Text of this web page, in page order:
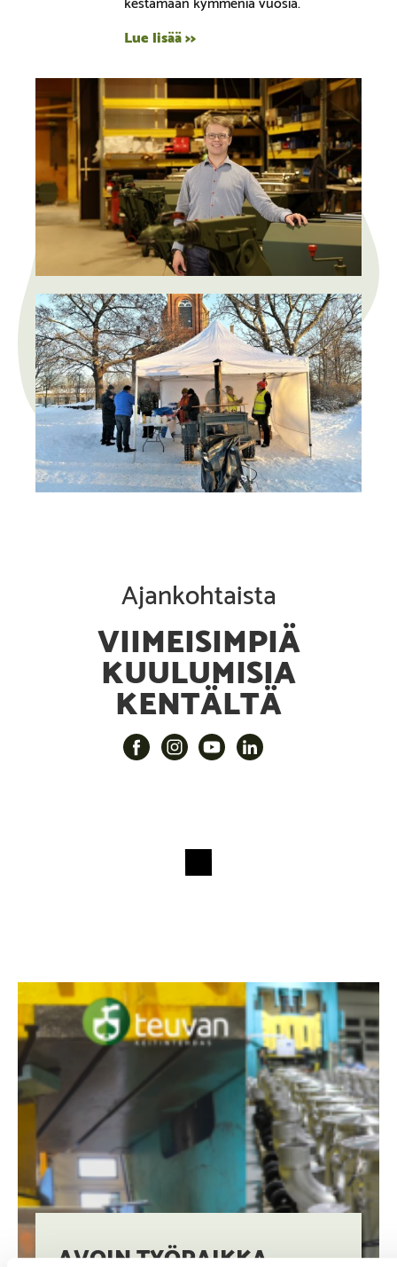
Lue lisää >>
Ajankohtaista
VIIMEISIMPIÄ
KUULUMISIA
KENTÄLTÄ
AVOIN TYÖPAIKKA